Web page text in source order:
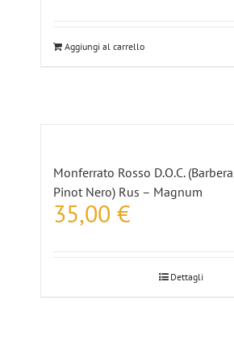
Aggiungi al carrello
Monferrato Rosso D.O.C.
Pinot Nero) Rus – Magnum
35,00 €
Dettagli